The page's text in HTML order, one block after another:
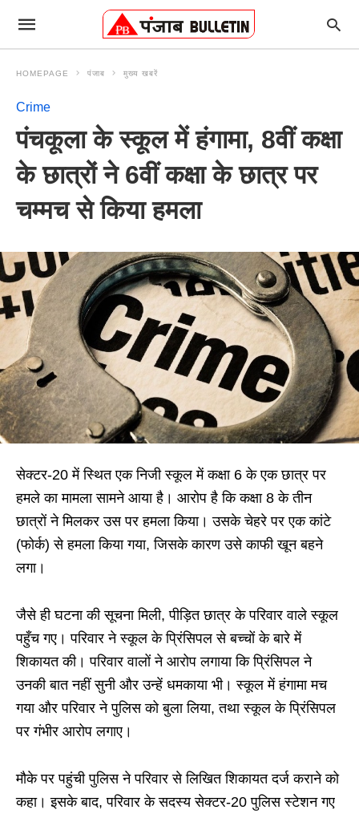
HOMEPAGE पंजाब मुख्य खबरें
Crime
पंचकूला के स्कूल में हंगामा, 8वीं कक्षा
के छात्रों ने 6वीं कक्षा के छात्र पर
चम्मच से किया हमला
सेक्टर-20 में स्थित एक निजी स्कूल में कक्षा 6 के एक छात्र पर
हमले का मामला सामने आया है। आरोप है कि कक्षा 8 के तीन
छात्रों ने मिलकर उस पर हमला किया। उसके चेहरे पर एक कांटे
(फोर्क) से हमला किया गया, जिसके कारण उसे काफी खून बहने
लगा।
जैसे ही घटना की सूचना मिली, पीड़ित छात्र के परिवार वाले स्कूल
पहुँच गए। परिवार ने स्कूल के प्रिंसिपल से बच्चों के बारे में
शिकायत की। परिवार वालों ने आरोप लगाया कि प्रिंसिपल ने
उनकी बात नहीं सुनी और उन्हें धमकाया भी। स्कूल में हंगामा मच
गया और परिवार ने पुलिस को बुला लिया, तथा स्कूल के प्रिंसिपल
पर गंभीर आरोप लगाए।
मौके पर पहुंची पुलिस ने परिवार से लिखित शिकायत दर्ज कराने को
कहा। इसके बाद, परिवार के सदस्य सेक्टर-20 पुलिस स्टेशन गए